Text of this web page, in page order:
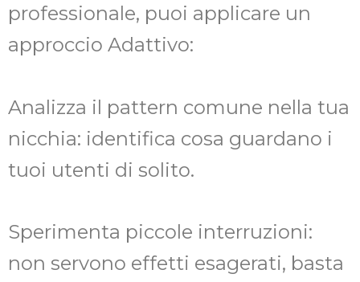
professionale, puoi applicare un
approccio Adattivo:
Analizza il pattern comune nella tua
nicchia: identifica cosa guardano i
tuoi utenti di solito.
Sperimenta piccole interruzioni:
non servono effetti esagerati, basta